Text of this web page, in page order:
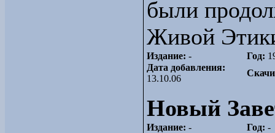
были
Живой
Издание: - Год:
Дата добавления:
13.10.06
Новый
Издание: - Год: -